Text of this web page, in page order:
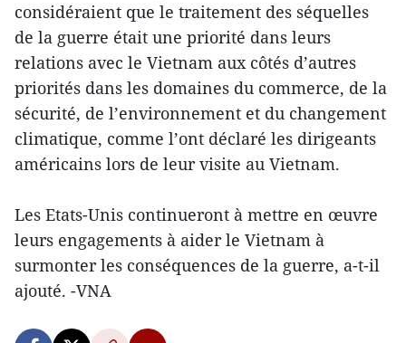
considéraient que le traitement des séquelles
de la guerre était une priorité dans leurs
relations avec le Vietnam aux côtés d’autres
priorités dans les domaines du commerce, de la
sécurité, de l’environnement et du changement
climatique, comme l’ont déclaré les dirigeants
américains lors de leur visite au Vietnam.
Les Etats-Unis continueront à mettre en œuvre
leurs engagements à aider le Vietnam à
surmonter les conséquences de la guerre, a-t-il
ajouté. -VNA